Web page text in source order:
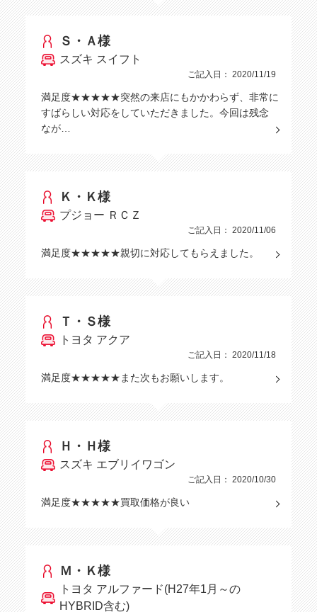
Ｓ・Ａ様
スズキ スイフト
ご記入日： 2020/11/19
満足度★★★★★突然の来店にもかかわらず、非常に
すばらしい対応をしていただきました。今回は残念
なが…
Ｋ・Ｋ様
プジョー ＲＣＺ
ご記入日： 2020/11/06
満足度★★★★★親切に対応してもらえました。
Ｔ・Ｓ様
トヨタ アクア
ご記入日： 2020/11/18
満足度★★★★★また次もお願いします。
Ｈ・Ｈ様
スズキ エブリイワゴン
ご記入日： 2020/10/30
満足度★★★★★買取価格が良い
Ｍ・Ｋ様
トヨタ アルファード(H27年1月～の
HYBRID含む)